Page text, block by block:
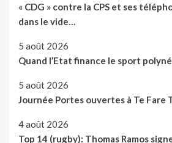
« CDG » contre la CPS et ses
dans le vide…
5 août 2026
Quand l’Etat finance le sport
5 août 2026
Journée Portes ouvertes à Te Fare
4 août 2026
Top 14 (rugby): Thomas Ramos